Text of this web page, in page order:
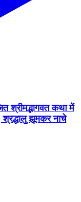
श्रीमद्भागवत कथा में
श्रद्धालु झूमकर नाचे